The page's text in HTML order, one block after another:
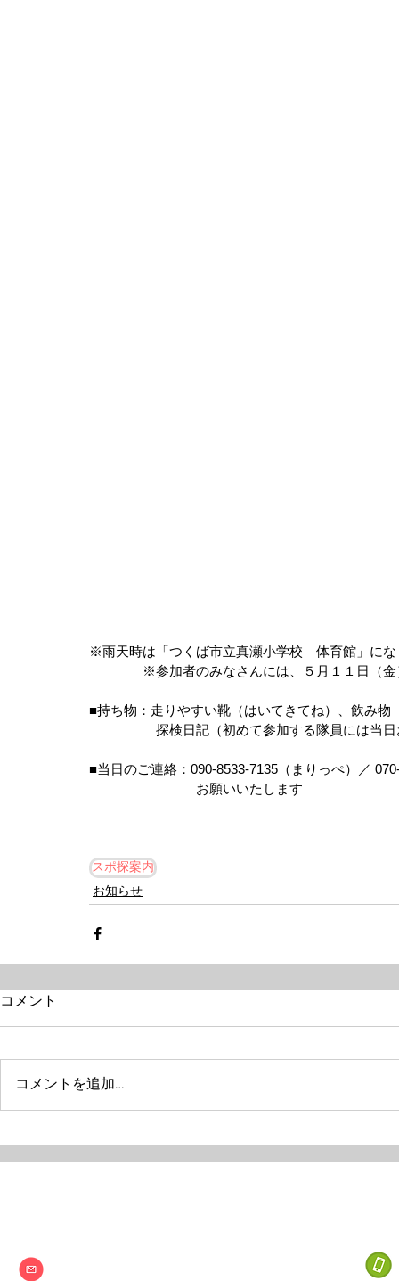
※雨天時は「つくば市立真瀬小学校　体育館」に
※参加者のみなさんには、５月１１日（金）
■持ち物：走りやすい靴（はいてきてね）、飲み物
探検日記（初めて参加する隊員には当日お
■当日のご連絡：090-8533-7135（まりっぺ）／
お願いいたします
スポ探案内
お知らせ
コメント
コメントを追加…